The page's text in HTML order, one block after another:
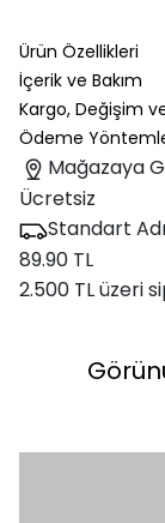
Ürün Özellikleri
İçerik ve Bakım
Kargo, Değişim
Ödeme
Mağazaya
Ücretsiz
Standart
89.90 TL
2.500 TL üzeri